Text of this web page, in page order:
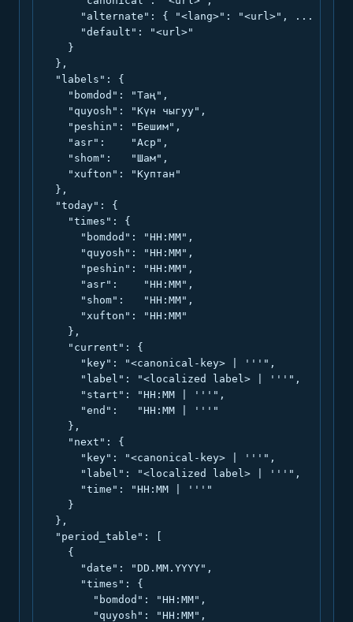
      "alternate": { "<lang>": "<url>", ... },
      "default": "<url>"
    }
  },
  "labels": {
    "bomdod": "Таң",
    "quyosh": "Күн чыгуу",
    "peshin": "Бешим",
    "asr":    "Аср",
    "shom":   "Шам",
    "xufton": "Куптан"
  },
  "today": {
    "times": {
      "bomdod": "HH:MM",
      "quyosh": "HH:MM",
      "peshin": "HH:MM",
      "asr":    "HH:MM",
      "shom":   "HH:MM",
      "xufton": "HH:MM"
    },
    "current": {
      "key": "<canonical-key> | '''",
      "label": "<localized label> | '''",
      "start": "HH:MM | '''",
      "end":   "HH:MM | '''"
    },
    "next": {
      "key": "<canonical-key> | '''",
      "label": "<localized label> | '''",
      "time": "HH:MM | '''"
    }
  },
  "period_table": [
    {
      "date": "DD.MM.YYYY",
      "times": {
        "bomdod": "HH:MM",
        "quyosh": "HH:MM",